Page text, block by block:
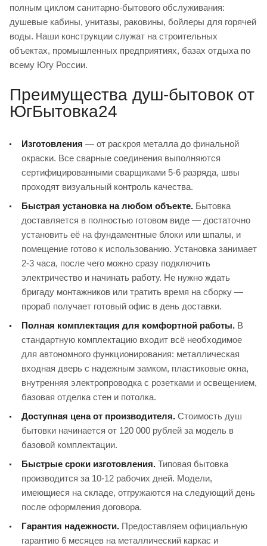
полным циклом санитарно-бытового обслуживания:
душевые кабины, унитазы, раковины, бойлеры для горячей
воды. Наши конструкции служат на строительных
объектах, промышленных предприятиях, базах отдыха по
всему Югу России.
Преимущества душ-бытовок от
ЮгБытовка24
Изготовления — от раскроя металла до финальной
окраски. Все сварные соединения выполняются
сертифицированными сварщиками 5-6 разряда, швы
проходят визуальный контроль качества.
Быстрая установка на любом объекте. Бытовка
доставляется в полностью готовом виде — достаточно
установить её на фундаментные блоки или шпалы, и
помещение готово к использованию. Установка занимает
2-3 часа, после чего можно сразу подключить
электричество и начинать работу. Не нужно ждать
бригаду монтажников или тратить время на сборку —
прораб получает готовый офис в день доставки.
Полная комплектация для комфортной работы. В
стандартную комплектацию входит всё необходимое
для автономного функционирования: металлическая
входная дверь с надежным замком, пластиковые окна,
внутренняя электропроводка с розетками и освещением,
базовая отделка стен и потолка.
Доступная цена от производителя. Стоимость душ
бытовки начинается от 120 000 рублей за модель в
базовой комплектации.
Быстрые сроки изготовления. Типовая бытовка
производится за 10-12 рабочих дней. Модели,
имеющиеся на складе, отгружаются на следующий день
после оформления договора.
Гарантия надежности. Предоставляем официальную
гарантию 6 месяцев на металлический каркас и